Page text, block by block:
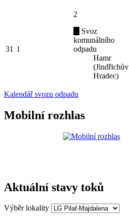
31 1
2
Svoz
komunálního
odpadu
Hamr
(Jindřichův
Hradec)
Kalendář svozu odpadu
Mobilní rozhlas
Aktuální stavy toků
Výběr lokality